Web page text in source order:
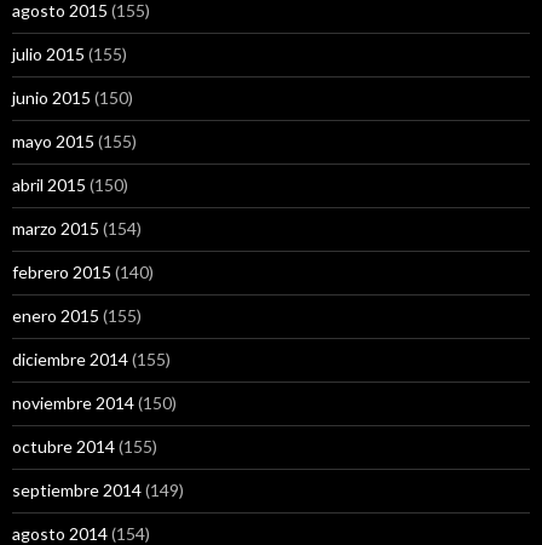
agosto 2015 (155)
julio 2015 (155)
junio 2015 (150)
mayo 2015 (155)
abril 2015 (150)
marzo 2015 (154)
febrero 2015 (140)
enero 2015 (155)
diciembre 2014(155)
noviembre 2014(150)
octubre 2014(155)
septiembre 2014(149)
agosto 2014(154)